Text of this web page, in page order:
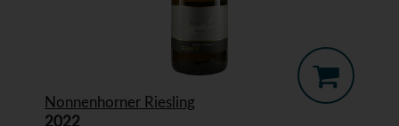
Nonnenhorner Riesling
2022